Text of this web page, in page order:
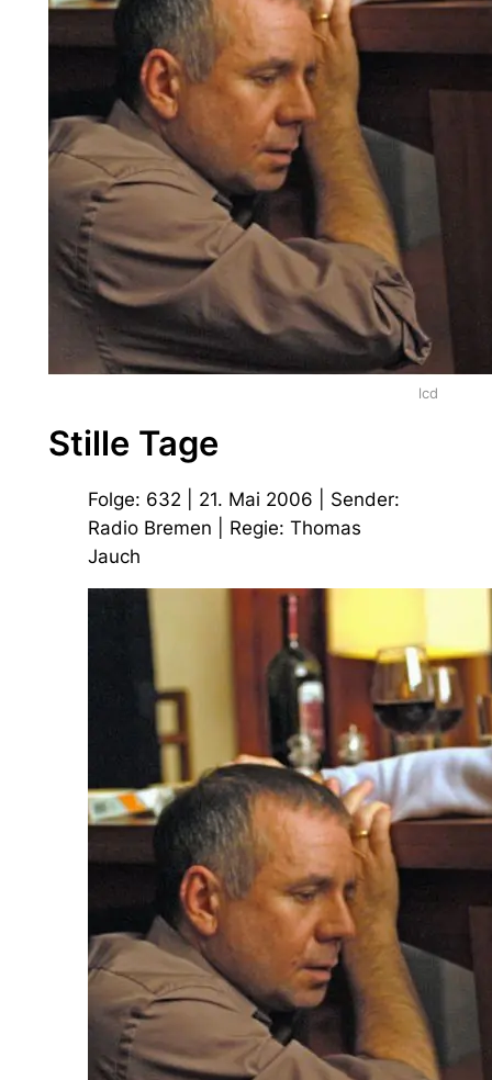
lcd
Stille Tage
Folge: 632 | 21. Mai 2006 | Sender:
Radio Bremen | Regie: Thomas
Jauch